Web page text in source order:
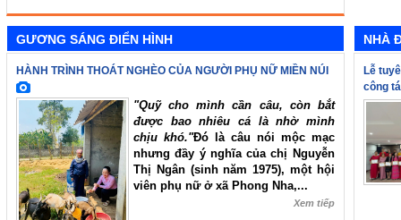
GƯƠNG SÁNG ĐIỂN HÌNH
HÀNH TRÌNH THOÁT NGHÈO CỦA NGƯỜI PHỤ NỮ MIỀN NÚI
"Quỹ cho mình cần câu, còn bắt
được bao nhiêu cá là nhờ mình
chịu khó."Đó là câu nói mộc mạc
nhưng đầy ý nghĩa của chị Nguyễn
Thị Ngân (sinh năm 1975), một hội
viên phụ nữ ở xã Phong Nha,...
Xem tiếp
NHÀ
Lễ
công